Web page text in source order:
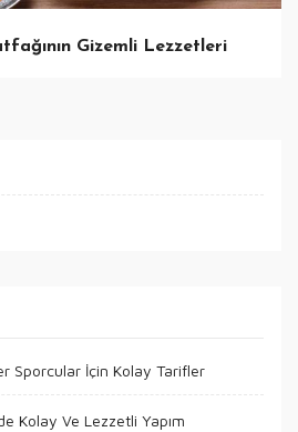
Gizemli Lezzetleri
Sporcular İçin Kolay Tarifler
Kolay Ve Lezzetli Yapım